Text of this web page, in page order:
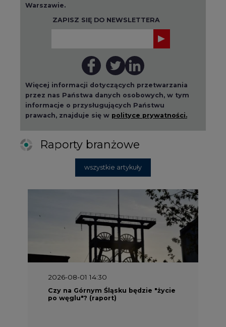
Warszawie.
ZAPISZ SIĘ DO NEWSLETTERA
Więcej informacji dotyczących przetwarzania
przez nas Państwa danych osobowych, w tym
informacje o przysługujących Państwu
prawach, znajduje się w polityce prywatności.
Raporty branżowe
wszystkie artykuły
2026-08-01 14:30
Czy na Górnym Śląsku będzie "życie
po węglu"? (raport)